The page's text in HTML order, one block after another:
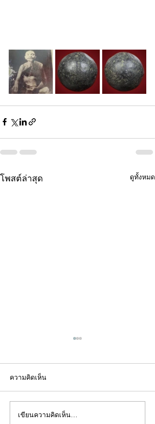
โพสต์ล่าสุด ดูทั้งหมด
คอลัมน์"จับชีพจรวงการ
ความคิดเห็น
เขียนความคิดเห็น…